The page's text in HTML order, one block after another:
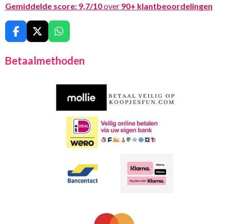
Gemiddelde score: 9,7/10over 90+ klantbeoordelingen
F
a
c
e
X
W
h
t
A
Betaalmethoden